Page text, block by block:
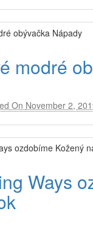
modré
On November 2,
Ways